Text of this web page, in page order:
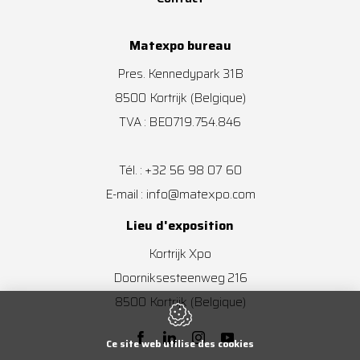
Matexpo bureau
Pres. Kennedypark 31B
8500 Kortrijk (Belgique)
TVA : BE0719.754.846
Tél. : +32 56 98 07 60
E-mail : info@matexpo.com
Lieu d'exposition
Kortrijk Xpo
Doorniksesteenweg 216
8500 Kortrijk (Belgique)
Ce site web utilise des cookies